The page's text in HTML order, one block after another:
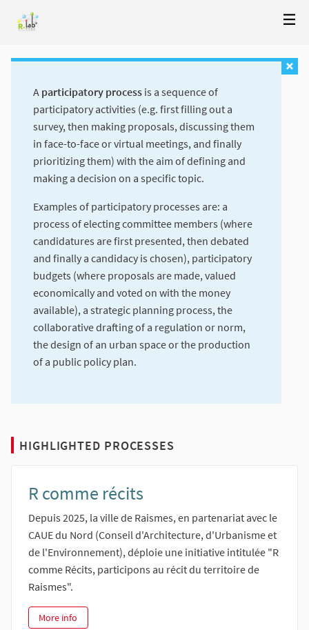
A participatory process is a sequence of
participatory activities (e.g. first filling out a
survey, then making proposals, discussing them
in face-to-face or virtual meetings, and finally
prioritizing them) with the aim of defining and
making a decision on a specific topic.
Examples of participatory processes are: a
process of electing committee members (where
candidatures are first presented, then debated
and finally a candidacy is chosen), participatory
budgets (where proposals are made, valued
economically and voted on with the money
available), a strategic planning process, the
collaborative drafting of a regulation or norm,
the design of an urban space or the production
of a public policy plan.
HIGHLIGHTED PROCESSES
R comme récits
Depuis 2025, la ville de Raismes, en partenariat avec le
CAUE du Nord (Conseil d'Architecture, d'Urbanisme et
de l'Environnement), déploie une initiative intitulée "R
comme Récits, participons au récit du territoire de
Raismes".
R comme récits
More info